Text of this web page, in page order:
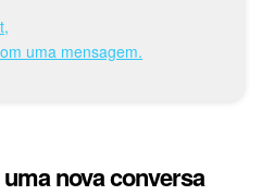
uma mensagem.
nova conversa